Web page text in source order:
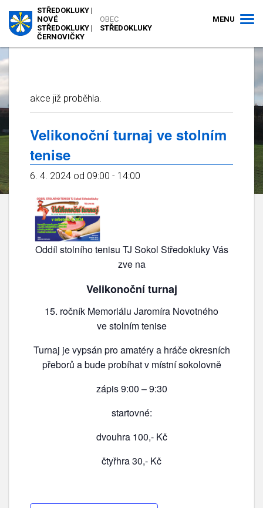
OBEC
STŘEDOKLUKY
STŘEDOKLUKY |
NOVÉ
STŘEDOKLUKY |
ČERNOVIČKY
MENU
akce již proběhla.
Velikonoční turnaj ve stolním
tenise
6. 4. 2024 od 09:00 - 14:00
Oddíl stolního tenisu TJ Sokol Středokluky Vás
zve na
Velikonoční turnaj
15. ročník Memoriálu Jaromíra Novotného
ve stolním tenise
Turnaj je vypsán pro amatéry a hráče okresních
přeborů a bude probíhat v místní sokolovně
zápis 9:00 – 9:30
startovné:
dvouhra 100,- Kč
čtyřhra 30,- Kč